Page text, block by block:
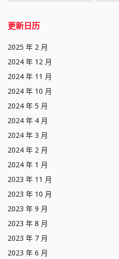
更新日历
2025 年 2 月
2024 年 12 月
2024 年 11 月
2024 年 10 月
2024 年 5 月
2024 年 4 月
2024 年 3 月
2024 年 2 月
2024 年 1 月
2023 年 11 月
2023 年 10 月
2023 年 9 月
2023 年 8 月
2023 年 7 月
2023 年 6 月